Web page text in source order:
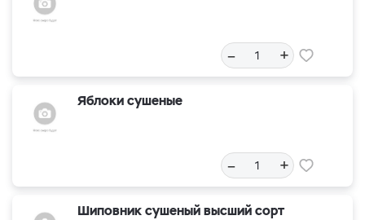
– +
Яблоки сушеные
– +
Шиповник сушеный высший сорт